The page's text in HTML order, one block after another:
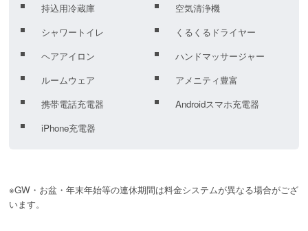
持込用冷蔵庫
空気清浄機
シャワートイレ
くるくるドライヤー
ヘアアイロン
ハンドマッサージャー
ルームウェア
アメニティ豊富
携帯電話充電器
Androidスマホ充電器
iPhone充電器
※GW・お盆・年末年始等の連休期間は料金システムが異なる場合がござ
います。